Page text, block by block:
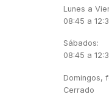
Lunes a
08:45 a
Sábados:
08:45 a
Domingos,
Cerrado